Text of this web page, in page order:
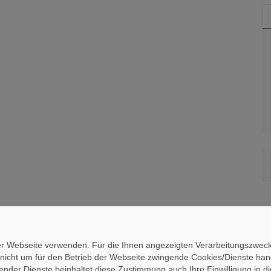
verwenden. Für die Ihnen angezeigten
um für den Betrieb der Webseite zwingende Cookies/Dienste